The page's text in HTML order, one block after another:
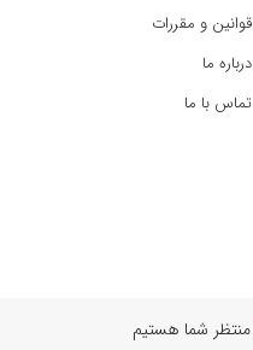
قوانین و مقررات
درباره ما
تماس با ما
منتظر شما هستیم